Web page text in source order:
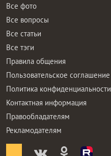
Все фото
Все вопросы
Все статьи
Все тэги
Правила общения
Пользовательское соглашение
Политика конфиденциальности
Контактная информация
Правообладателям
Рекламодателям